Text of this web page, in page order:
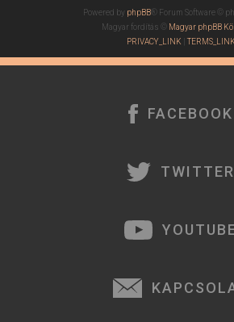
Powered by phpBB® Forum Software ©
Magyar fordítás © Magyar phpBB
PRIVACY_LINK |TERMS_LINK
FACEBOOK
TWITTER